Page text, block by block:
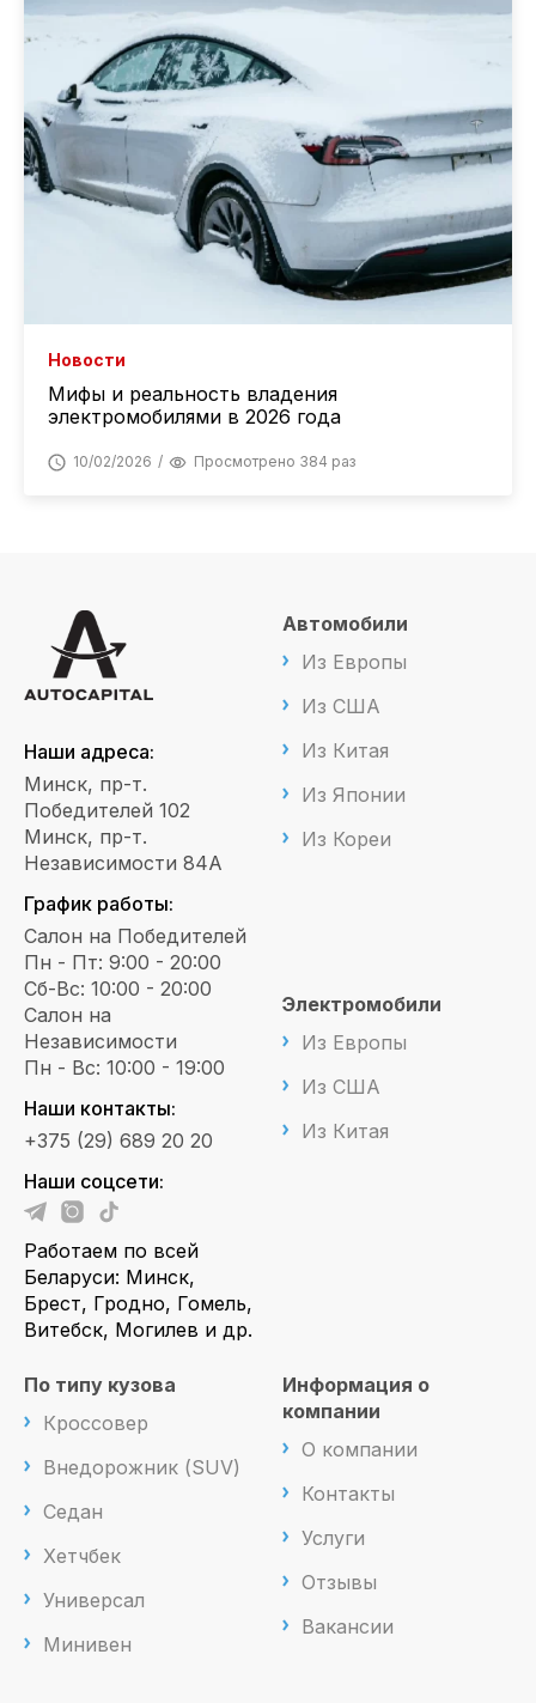
Новости
Мифы и реальность владения
электромобилями в 2026 года
10/02/2026 Просмотрено 384 раз
Наши адреса:
Минск, пр-т.
Победителей 102
Минск, пр-т.
Независимости 84А
График работы:
Салон на Победителей
Пн - Пт: 9:00 - 20:00
Сб-Вс: 10:00 - 20:00
Салон на
Независимости
Пн - Вс: 10:00 - 19:00
Наши контакты:
+375 (29) 689 20 20
Наши соцсети:
Работаем по всей
Беларуси: Минск,
Брест, Гродно, Гомель,
Витебск, Могилев и др.
Автомобили
Из Европы
Из США
Из Китая
Из Японии
Из Кореи
Электромобили
Из Европы
Из США
Из Китая
По типу кузова
Кроссовер
Внедорожник (SUV)
Седан
Хетчбек
Универсал
Минивен
Информация о
компании
О компании
Контакты
Услуги
Отзывы
Вакансии